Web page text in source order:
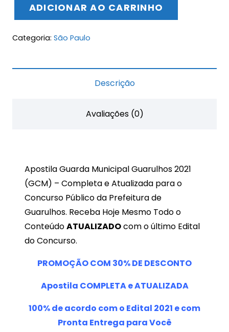
Apostila
Municipal
2021
ADICIONAR AO CARRINHO
Categoria: São Paulo
Descrição
Avaliações (0)
Apostila Guarda Municipal Guarulhos 2021
(GCM) – Completa e Atualizada para o
Concurso Público da Prefeitura de
Guarulhos. Receba Hoje Mesmo Todo o
ConteúdoATUALIZADOcom o último Edital
do Concurso.
PROMOÇÃO COM 30% DE DESCONTO
Apostila COMPLETA e ATUALIZADA
100% de acordo com o Edital 2021 e com
Pronta Entrega para Você